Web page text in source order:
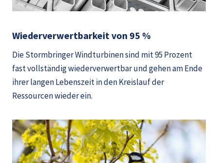
Wiederverwertbarkeit von 95 %
Die Stormbringer Windturbinen sind mit 95 Prozent
fast vollständig wiederverwertbar und gehen am Ende
ihrer langen Lebenszeit in den Kreislauf der
Ressourcen wieder ein.